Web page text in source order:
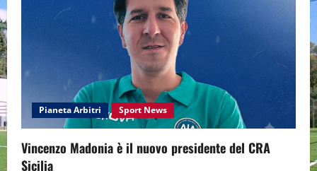
Pianeta Arbitri Sport News
Vincenzo Madonia è il nuovo presidente del CRA
Sicilia